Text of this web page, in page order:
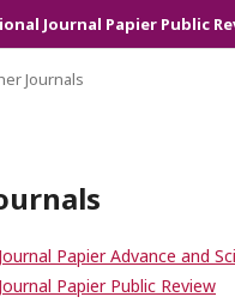
Journal Papier Public
Journals
Papier Advance and
Papier Public Review